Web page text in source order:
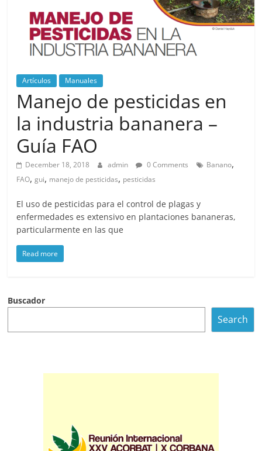
Artículos Manuales
Manejo de pesticidas en
la industria bananera –
Guía FAO
December 18, 2018 admin 0 Comments Banano,
FAO,gui, manejo de pesticidas, pesticidas
El uso de pesticidas para el control de plagas y
enfermedades es extensivo en plantaciones bananeras,
particularmente en las que
Read more
Buscador
Search